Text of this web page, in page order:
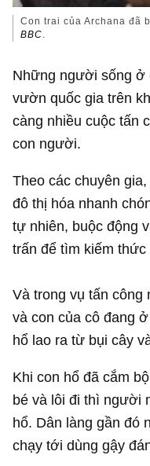
Con trai của Archana đã
BBC.
Những người sống ở
vườn quốc gia trên
càng nhiều cuộc tấn
con người.
Theo các chuyên
đô thị hóa nhanh
tự nhiên, buộc động
trấn để tìm kiếm
Và trong vụ tấn công
và con của cô đang
hổ lao ra từ bụi cây
Khi con hổ đã cắm
bé và lôi đi thì người
hổ. Dân làng gần đó
chạy tới dùng gậy